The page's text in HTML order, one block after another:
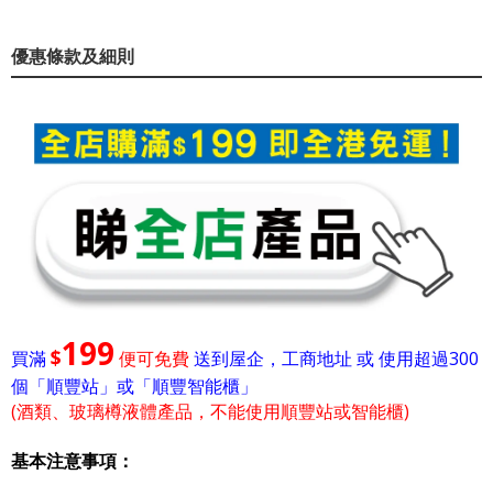
優惠條款及細則
買滿$199 便可免費送到屋企，工商地址 或 使用超過300
個「順豐站」或「順豐智能櫃」
(酒類、玻璃樽液體產品，不能使用順豐站或智能櫃)
基本注意事項：